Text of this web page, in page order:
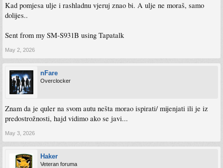
Kad pomjesa ulje i rashladnu vjeruj znao bi. A ulje ne moraš, samo
dolijes..
Sent from my SM-S931B using Tapatalk
May 2, 2026
nFare
Overclocker
Znam da je quler na svom autu nešta morao ispirati/ mijenjati ili je iz
predostrožnosti, hajd vidimo ako se javi...
May 3, 2026
Haker
Veteran foruma